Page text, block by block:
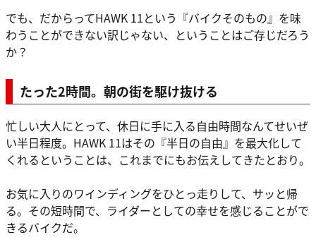
でも、だからってHAWK 11という『バイクそのもの』を味
わうことができない訳じゃない、ということはご存じだろう
か？
たった2時間。朝の街を駆け抜ける
忙しい大人にとって、休日に手に入る自由時間なんてせいぜ
い半日程度。HAWK 11はその『半日の自由』を最大化して
くれるということは、これまでにもお伝えしてきたとおり。
お気に入りのワインディングをひとっ走りして、サッと帰
る。その短時間で、ライダーとしての幸せを感じることがで
きるバイクだ。